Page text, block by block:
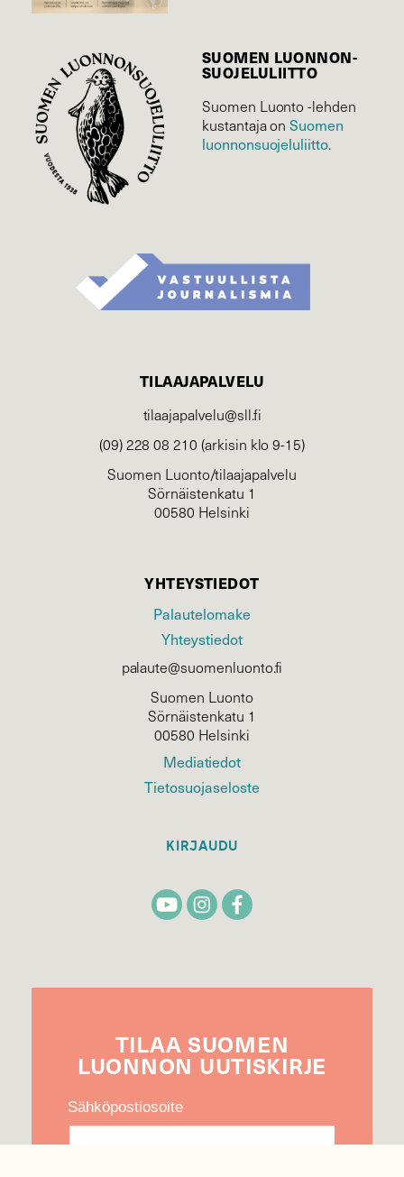
SUOMEN LUONNON­
SUOJELU­LIITTO
Suomen Luonto -lehden
kustantaja onSuomen
luonnonsuojelu­liitto.
TILAAJAPALVELU
tilaajapalvelu@sll.fi
(09) 228 08 210 (arkisin klo 9-15)
Suomen Luonto/tilaajapalvelu
Sörnäistenkatu 1
00580 Helsinki
YHTEYSTIEDOT
Palautelomake
Yhteystiedot
palaute@suomenluonto.fi
Suomen Luonto
Sörnäistenkatu 1
00580 Helsinki
Mediatiedot
Tietosuojaseloste
KIRJAUDU
TILAA SUOMEN
LUONNON UUTIS­KIRJE
Sähköpostiosoite